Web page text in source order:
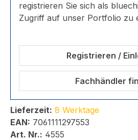
registrieren Sie sich als
Zugriff auf unser Portfolio zu
Registrieren /
Fachhändler
Lieferzeit: 8 Werktage
EAN: 7061111297553
Art. Nr.: 4555